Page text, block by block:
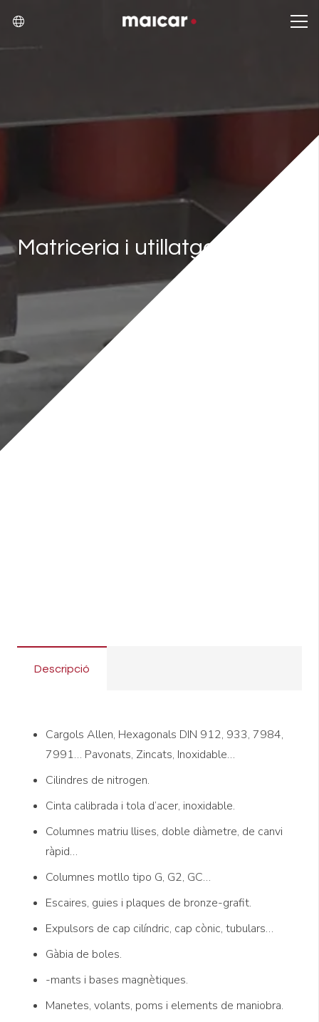
Matriceria i utillatges
Descripció
Cargols Allen, Hexagonals DIN 912, 933, 7984,
7991… Pavonats, Zincats, Inoxidable…
Cilindres de nitrogen.
Cinta calibrada i tola d’acer, inoxidable.
Columnes matriu llises, doble diàmetre, de canvi
ràpid…
Columnes motllo tipo G, G2, GC…
Escaires, guies i plaques de bronze-grafit.
Expulsors de cap cilíndric, cap cònic, tubulars…
Gàbia de boles.
-mants i bases magnètiques.
Manetes, volants, poms i elements de maniobra.